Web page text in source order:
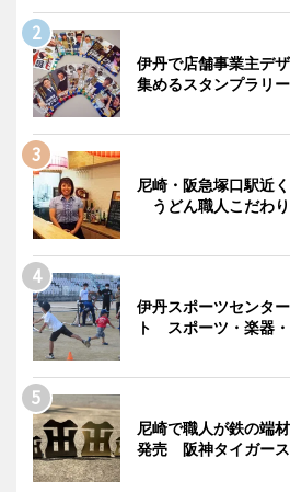
伊丹で店舗事業主デ
集めるスタンプラリ
尼崎・阪急塚口駅近
うどん職人こだわ
伊丹スポーツセンタ
ト スポーツ・楽器
尼崎で職人が鉄の端
発売 阪神タイガー